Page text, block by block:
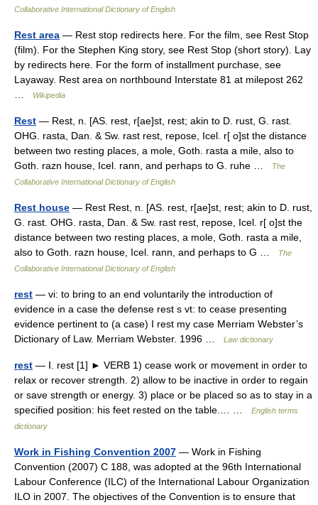
Collaborative International Dictionary of English
Rest area — Rest stop redirects here. For the film, see Rest Stop
(film). For the Stephen King story, see Rest Stop (short story). Lay
by redirects here. For the form of installment purchase, see
Layaway. Rest area on northbound Interstate 81 at milepost 262
Wikipedia
Rest — Rest, n. [AS. rest, r[ae]st, rest; akin to D. rust, G. rast.
OHG. rasta, Dan. & Sw. rast rest, repose, Icel. r[ o]st the distance
between two resting places, a mole, Goth. rasta a mile, also to
Goth. razn house, Icel. rann, and perhaps to G. ruhe …
The
Collaborative International Dictionary of English
Rest house — Rest Rest, n. [AS. rest, r[ae]st, rest; akin to D. rust,
G. rast. OHG. rasta, Dan. & Sw. rast rest, repose, Icel. r[ o]st the
distance between two resting places, a mole, Goth. rasta a mile,
also to Goth. razn house, Icel. rann, and perhaps to G …
The
Collaborative International Dictionary of English
rest — vi: to bring to an end voluntarily the introduction of
evidence in a case the defense rest s vt: to cease presenting
evidence pertinent to (a case) I rest my case Merriam Webster’s
Dictionary of Law. Merriam Webster. 1996 …
Law dictionary
rest — Ⅰ. rest [1] ► VERB 1) cease work or movement in order to
relax or recover strength. 2) allow to be inactive in order to regain
or save strength or energy. 3) place or be placed so as to stay in a
specified position: his feet rested on the table.… …
English terms
dictionary
Work in Fishing Convention 2007 — Work in Fishing
Convention (2007) C 188, was adopted at the 96th International
Labour Conference (ILC) of the International Labour Organization
ILO in 2007. The objectives of the Convention is to ensure that